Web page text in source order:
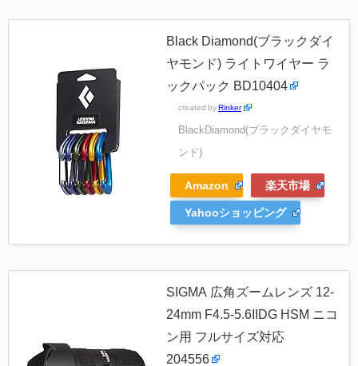
Black Diamond(ブラックダイ
ヤモンド) ライトワイヤー ラ
ックパック BD10404
created by Rinker
BlackDiamond(ブラックダイヤモ
ンド)
Amazon 楽天市場
Yahooショッピング
SIGMA 広角ズームレンズ 12-
24mm F4.5-5.6IIDG HSM ニコ
ン用 フルサイズ対応
204556